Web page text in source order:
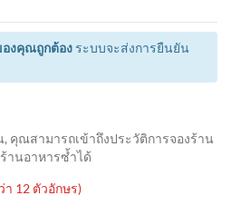
งคุณถูกต้อง ระบบจะส่งการยืนยัน
คุณสามารถเข้าถึงประวัติการจองร้าน
านอาหารซ้ำได้
า 12 ตัวอักษร)